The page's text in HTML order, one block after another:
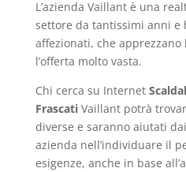
L’azienda Vaillant è una
settore da tantissimi anni e
affezionati, che
l’offerta molto vasta.
Chi cerca su Internet
FrascatiVaillant potrà
diverse e saranno aiutati
azienda nell’individuare il
esigenze, anche in base